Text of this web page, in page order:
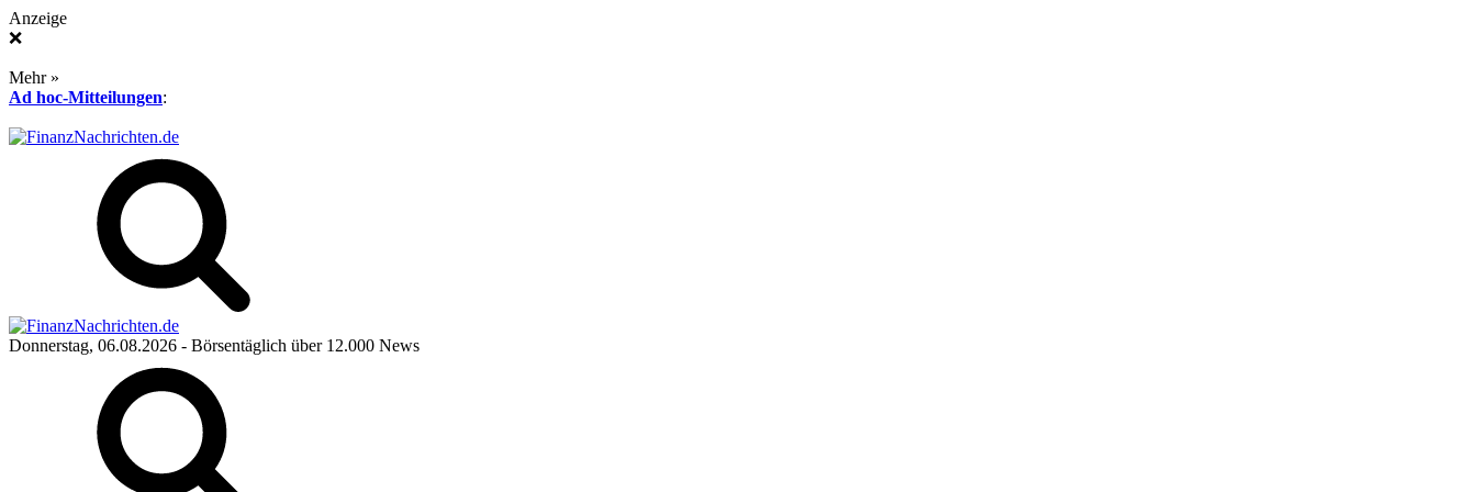
Anzeige
❌
Mehr »
Ad hoc-Mitteilungen:
Donnerstag, 06.08.2026 - Börsentäglich über 12.000 News